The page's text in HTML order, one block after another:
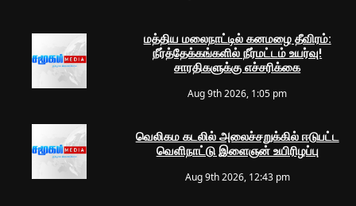
மத்திய மலைநாட்டில் கனமழை தீவிரம்:
நீர்த்தேக்கங்களில் நீர்மட்டம் உயர்வு!
சாரதிகளுக்கு எச்சரிக்கை
Aug 9th 2026, 1:05 pm
வெலிகம கடலில் அலைச்சறுக்கில் ஈடுபட்ட
வெளிநாட்டு இளைஞன் உயிரிழப்பு
Aug 9th 2026, 12:43 pm